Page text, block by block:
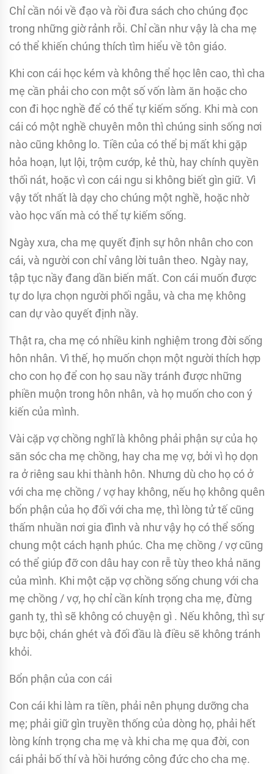
Chỉ cần nói về đạo và rồi đưa sách cho chúng đọc
trong những giờ rảnh rỗi. Chỉ cần như vậy là cha mẹ
có thể khiến chúng thích tìm hiểu về tôn giáo.
Khi con cái học kém và không thể học lên cao, thì cha
mẹ cần phải cho con một số vốn làm ăn hoặc cho
con đi học nghề để có thể tự kiếm sống. Khi mà con
cái có một nghề chuyên môn thì chúng sinh sống nơi
nào cũng không lo. Tiền của có thể bị mất khi gặp
hỏa hoạn, lụt lội, trộm cướp, kẻ thù, hay chính quyền
thối nát, hoặc vì con cái ngu si không biết gìn giữ. Vì
vậy tốt nhất là dạy cho chúng một nghề, hoặc nhờ
vào học vấn mà có thể tự kiếm sống.
Ngày xưa, cha mẹ quyết định sự hôn nhân cho con
cái, và người con chỉ vâng lời tuân theo. Ngày nay,
tập tục nầy đang dần biến mất. Con cái muốn được
tự do lựa chọn người phối ngẫu, và cha mẹ không
can dự vào quyết định nầy.
Thật ra, cha mẹ có nhiều kinh nghiệm trong đời sống
hôn nhân. Vì thế, họ muốn chọn một người thích hợp
cho con họ để con họ sau nầy tránh được những
phiền muộn trong hôn nhân, và họ muốn cho con ý
kiến của mình.
Vài cặp vợ chồng nghĩ là không phải phận sự của họ
săn sóc cha mẹ chồng, hay cha mẹ vợ, bởi vì họ dọn
ra ở riêng sau khi thành hôn. Nhưng dù cho họ có ở
với cha mẹ chồng / vợ hay không, nếu họ không quên
bổn phận của họ đối với cha mẹ, thì lòng tử tế cũng
thấm nhuần nơi gia đình và như vậy họ có thể sống
chung một cách hạnh phúc. Cha mẹ chồng / vợ cũng
có thể giúp đỡ con dâu hay con rễ tùy theo khả năng
của mình. Khi một cặp vợ chồng sống chung với cha
mẹ chồng / vợ, họ chỉ cần kính trọng cha mẹ, đừng
ganh tỵ, thì sẽ không có chuyện gì . Nếu không, thì sự
bực bội, chán ghét và đối đầu là điều sẽ không tránh
khỏi.
Bổn phận của con cái
Con cái khi làm ra tiền, phải nên phụng dưỡng cha
mẹ; phải giữ gìn truyền thống của dòng họ, phải hết
lòng kính trọng cha mẹ và khi cha mẹ qua đời, con
cái phải bố thí và hồi hướng công đức cho cha mẹ.